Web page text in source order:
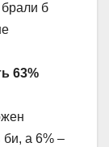
б
63%
би, а 6% –